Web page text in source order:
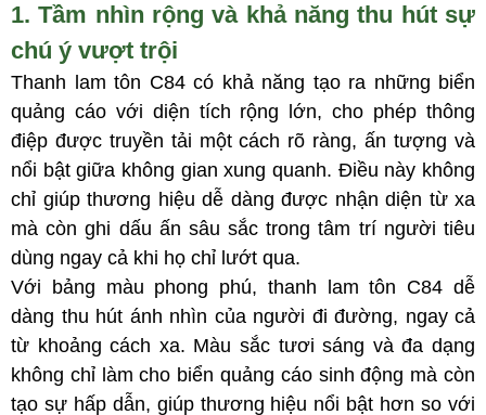
1. Tầm nhìn rộng và khả năng thu hút sự
chú ý vượt trội
Thanh lam tôn C84 có khả năng tạo ra những biển
quảng cáo với diện tích rộng lớn, cho phép thông
điệp được truyền tải một cách rõ ràng, ấn tượng và
nổi bật giữa không gian xung quanh. Điều này không
chỉ giúp thương hiệu dễ dàng được nhận diện từ xa
mà còn ghi dấu ấn sâu sắc trong tâm trí người tiêu
dùng ngay cả khi họ chỉ lướt qua.
Với bảng màu phong phú, thanh lam tôn C84 dễ
dàng thu hút ánh nhìn của người đi đường, ngay cả
từ khoảng cách xa. Màu sắc tươi sáng và đa dạng
không chỉ làm cho biển quảng cáo sinh động mà còn
tạo sự hấp dẫn, giúp thương hiệu nổi bật hơn so với